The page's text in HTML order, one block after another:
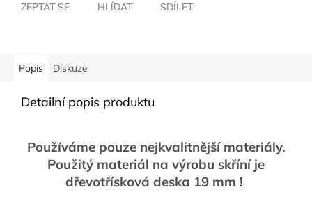
ZEPTAT SE HLÍDAT SDÍLET
Popis Diskuze
Detailní popis produktu
Používáme pouze nejkvalitnější materiály.
Použitý materiál na výrobu skříní je
dřevotřísková deska 19 mm !